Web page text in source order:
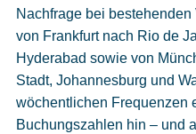
Nachfrage bei
von Frankfurt nach Rio de
Hyderabad sowie von
Stadt, Johannesburg und
wöchentlichen Frequenzen
Buchungszahlen hin – und